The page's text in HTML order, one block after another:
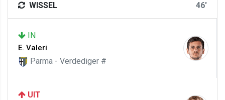
WISSEL 46'
IN
E. Valeri
Parma - Verdediger #
UIT